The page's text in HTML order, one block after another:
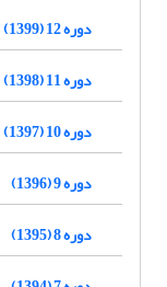
دوره 12 (1399)
دوره 11 (1398)
دوره 10 (1397)
دوره 9 (1396)
دوره 8 (1395)